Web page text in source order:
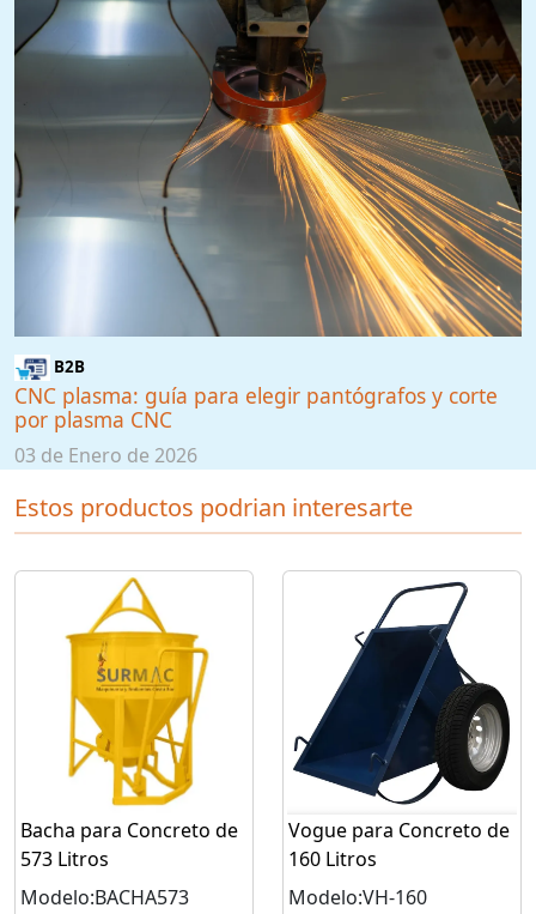
B2B
CNC plasma: guía para elegir pantógrafos y corte
por plasma CNC
03 de Enero de 2026
Estos productos podrian interesarte
Bacha para Concreto de
573 Litros
Modelo:BACHA573
Vogue para Concreto de
160 Litros
Modelo:VH-160